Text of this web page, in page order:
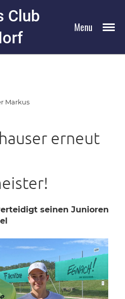
Menu
Club
Markus
erneut
seinen Junioren